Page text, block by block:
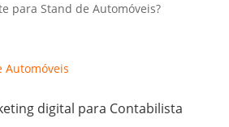
para Stand de Automóveis?
Automóveis
digital para Contabilista